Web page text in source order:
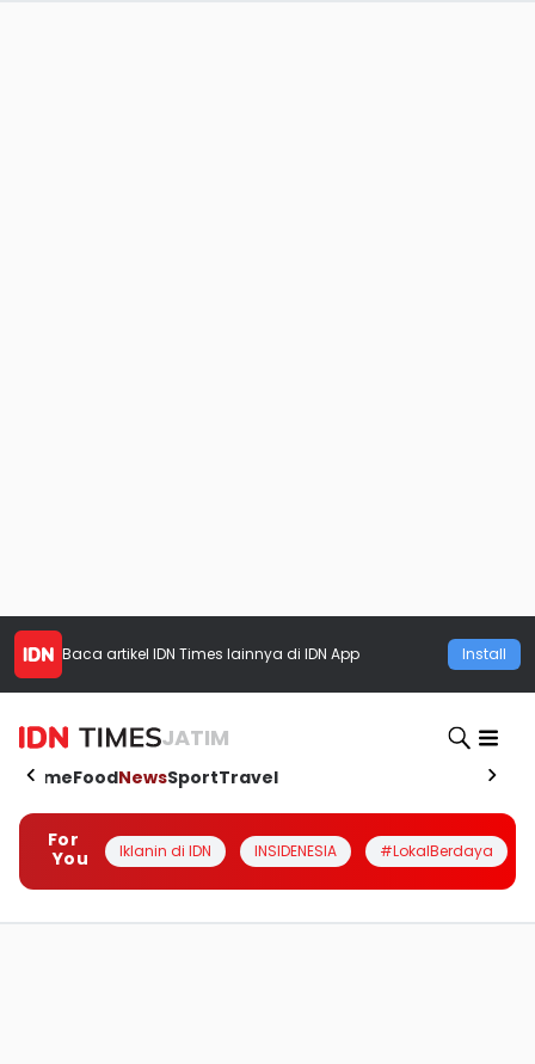
Baca artikel IDN Times lainnya di IDN App Install
JATIM
HomeFoodNewsSportTravel
For
You
Iklanin di IDN INSIDENESIA #LokalBerdaya